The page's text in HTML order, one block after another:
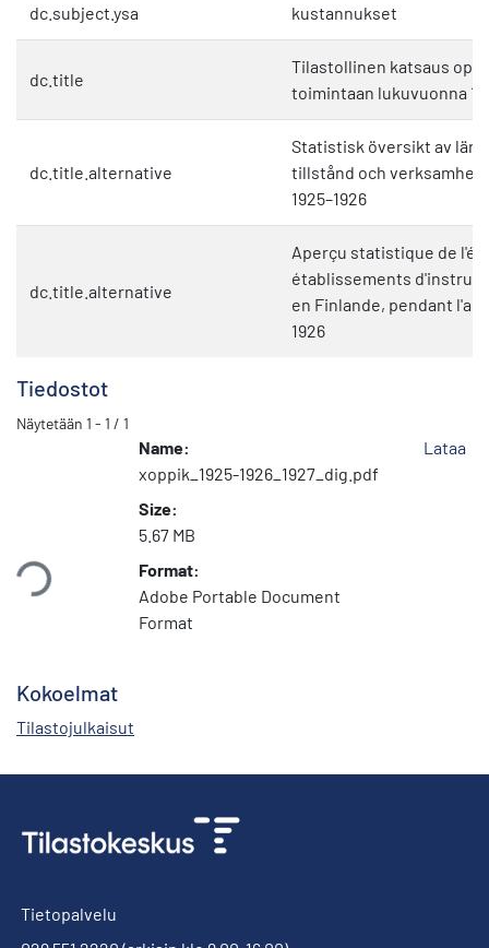
dc.subject.ysa kustannukset
dc.title
Tilastollinen katsaus
toimintaan lukuvuonna
dc.title.alternative
Statistisk översikt av
tillstånd och verksamhet
1925–1926
dc.title.alternative
Aperçu statistique de
établissements
en Finlande, pendant
1926
Tiedostot
Näytetään 1 - 1 / 1
Name:
xoppik_1925-1926_1927_dig.pdf
Size:
5.67 MB
Format:
Adobe Portable Document
Format
Lataa
Kokoelmat
Tilastojulkaisut
Tietopalvelu